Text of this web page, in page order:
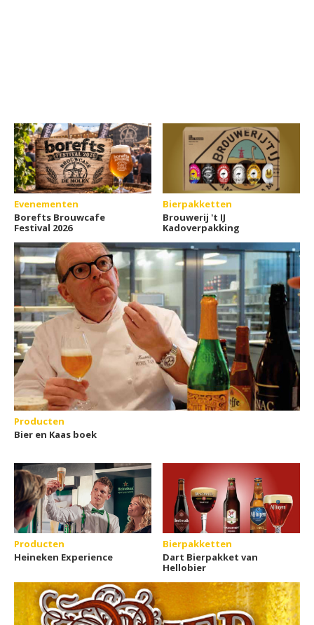
Evenementen
Borefts Brouwcafe
Festival 2026
Bierpakketten
Brouwerij 't IJ
Kadoverpakking
Producten
Bier en Kaas boek
Producten
Heineken Experience
Bierpakketten
Dart Bierpakket van
Hellobier